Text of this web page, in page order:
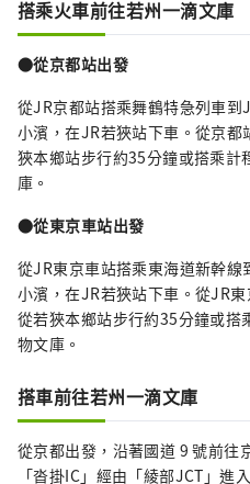
搭乘火車前往若州一滴文庫
●從京都站​​出發
從JR京都站搭乘舞鶴特急列車
小濱，在JR若狹站下車。從京
狹本鄉站步行約35分鐘或搭乘計
庫。
●從東京車站出發
從JR東京車站搭乘東海道新幹
小濱，在JR若狹站下車。從JR
從若狹本鄉站步行約35分鐘或搭
物文庫。
搭車前往若州一滴文庫
從京都出發，沿著國道 9 號前往
「沓掛IC」經由「綾部JCT」進